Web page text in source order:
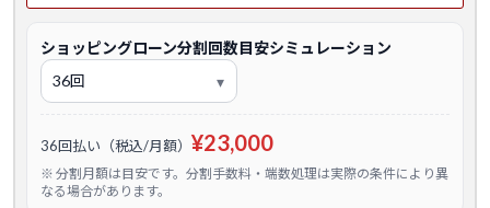
ショッピングローン分割回数目安シミュレーション
36回払い（税込/月額） ¥23,000
※ 分割月額は目安です。分割手数料・端数処理は実際の条件により異
なる場合があります。